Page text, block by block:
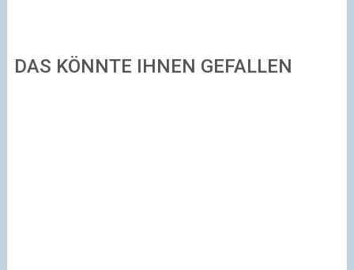
DAS KÖNNTE IHNEN GEFALLEN